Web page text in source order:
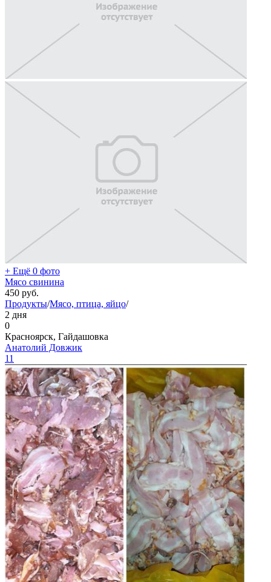
+ Ещё 0 фото
Мясо свинина
450 руб.
Продукты/Мясо, птица, яйцо/
2 дня
0
Красноярск, Гайдашовка
Анатолий Довжик
11